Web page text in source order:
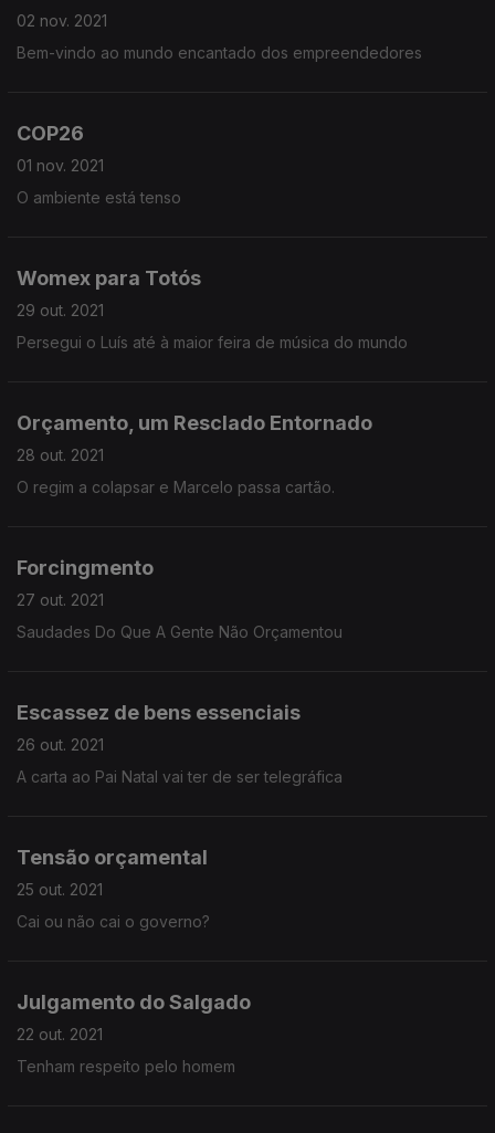
02 nov. 2021
Bem-vindo ao mundo encantado dos empreendedores
COP26
01 nov. 2021
O ambiente está tenso
Womex para Totós
29 out. 2021
Persegui o Luís até à maior feira de música do mundo
Orçamento, um Resclado Entornado
28 out. 2021
O regim a colapsar e Marcelo passa cartão.
Forcingmento
27 out. 2021
Saudades Do Que A Gente Não Orçamentou
Escassez de bens essenciais
26 out. 2021
A carta ao Pai Natal vai ter de ser telegráfica
Tensão orçamental
25 out. 2021
Cai ou não cai o governo?
Julgamento do Salgado
22 out. 2021
Tenham respeito pelo homem